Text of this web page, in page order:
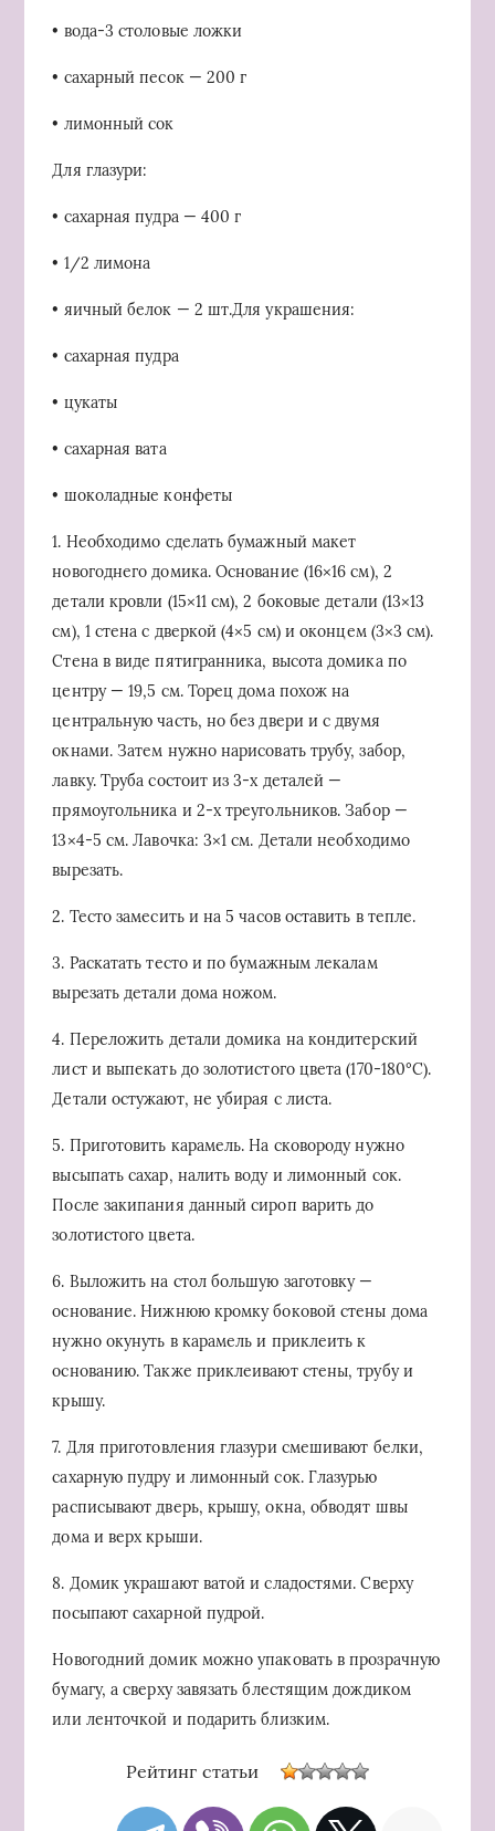
• вода-3 столовые ложки
• сахарный песок — 200 г
• лимонный сок
Для глазури:
• сахарная пудра — 400 г
• 1/2 лимона
• яичный белок — 2 шт.Для украшения:
• сахарная пудра
• цукаты
• сахарная вата
• шоколадные конфеты
1. Необходимо сделать бумажный макет
новогоднего домика. Основание (16×16 см), 2
детали кровли (15×11 см), 2 боковые детали (13×13
см), 1 стена с дверкой (4×5 см) и оконцем (3×3 см).
Стена в виде пятигранника, высота домика по
центру — 19,5 см. Торец дома похож на
центральную часть, но без двери и с двумя
окнами. Затем нужно нарисовать трубу, забор,
лавку. Труба состоит из 3-х деталей —
прямоугольника и 2-х треугольников. Забор —
13×4-5 см. Лавочка: 3×1 см. Детали необходимо
вырезать.
2. Тесто замесить и на 5 часов оставить в тепле.
3. Раскатать тесто и по бумажным лекалам
вырезать детали дома ножом.
4. Переложить детали домика на кондитерский
лист и выпекать до золотистого цвета (170-180°С).
Детали остужают, не убирая с листа.
5. Приготовить карамель. На сковороду нужно
высыпать сахар, налить воду и лимонный сок.
После закипания данный сироп варить до
золотистого цвета.
6. Выложить на стол большую заготовку —
основание. Нижнюю кромку боковой стены дома
нужно окунуть в карамель и приклеить к
основанию. Также приклеивают стены, трубу и
крышу.
7. Для приготовления глазури смешивают белки,
сахарную пудру и лимонный сок. Глазурью
расписывают дверь, крышу, окна, обводят швы
дома и верх крыши.
8. Домик украшают ватой и сладостями. Сверху
посыпают сахарной пудрой.
Новогодний домик можно упаковать в прозрачную
бумагу, а сверху завязать блестящим дождиком
или ленточкой и подарить близким.
Рейтинг статьи